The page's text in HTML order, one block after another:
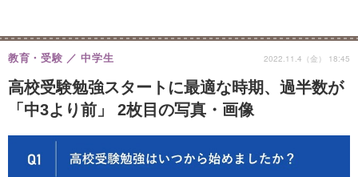
高校受験勉強スタートに最適な時期、過半数が
「中3より前」 2枚目の写真・画像
教育・受験 中学生 2022.11.4（金） 18:45